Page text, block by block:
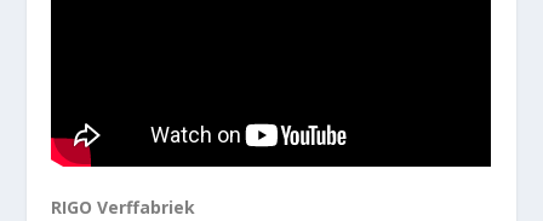
RIGO Verffabriek